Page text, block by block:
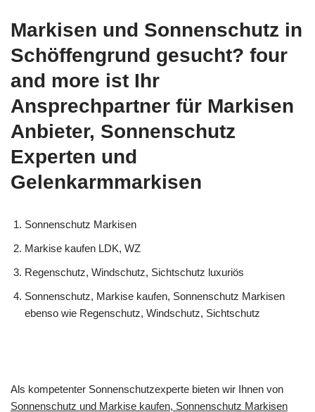
Markisen und Sonnenschutz in
Schöffengrund gesucht? four
and more ist Ihr
Ansprechpartner für Markisen
Anbieter, Sonnenschutz
Experten und
Gelenkarmmarkisen
Sonnenschutz Markisen
Markise kaufen LDK, WZ
Regenschutz, Windschutz, Sichtschutz luxuriös
Sonnenschutz, Markise kaufen, Sonnenschutz Markisen
ebenso wie Regenschutz, Windschutz, Sichtschutz
Als kompetenter Sonnenschutzexperte bieten wir Ihnen von
Sonnenschutz und Markise kaufen, Sonnenschutz Markisen